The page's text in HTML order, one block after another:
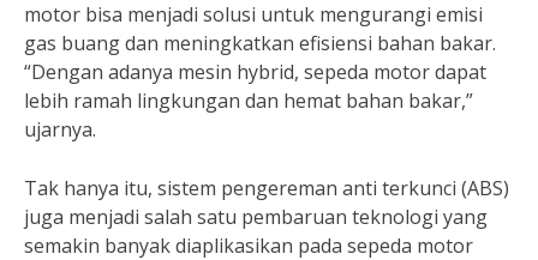
motor bisa menjadi solusi untuk mengurangi emisi
gas buang dan meningkatkan efisiensi bahan bakar.
“Dengan adanya mesin hybrid, sepeda motor dapat
lebih ramah lingkungan dan hemat bahan bakar,”
ujarnya.
Tak hanya itu, sistem pengereman anti terkunci (ABS)
juga menjadi salah satu pembaruan teknologi yang
semakin banyak diaplikasikan pada sepeda motor